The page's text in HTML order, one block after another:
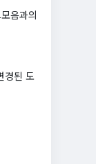
음과의
경된 도